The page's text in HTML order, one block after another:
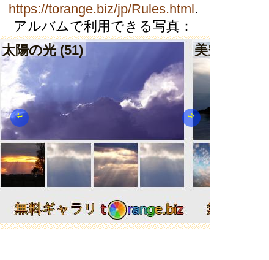
https://torange.biz/jp/Rules.html.
アルバムで利用できる写真：
太陽の光 (51)
美空 (275)
⇦ ⇨